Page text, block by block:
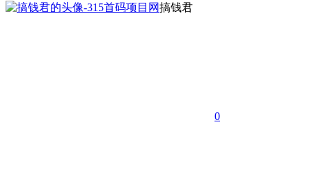
搞钱君
0